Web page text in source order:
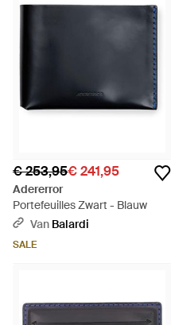
€ 253,95€ 241,95
Adererror
Portefeuilles Zwart - Blauw
Van Balardi
SALE